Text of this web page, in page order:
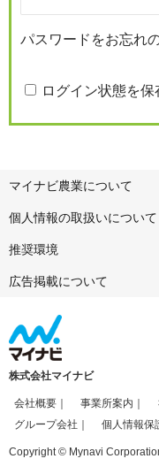
パスワードをお忘れ
ログイン状態を保
マイナビ農業について
個人情報の取扱いについて
推奨環境
広告掲載について
株式会社マイナビ
会社概要 事業所案内
グループ会社
個人情報保
Copyright © Mynavi